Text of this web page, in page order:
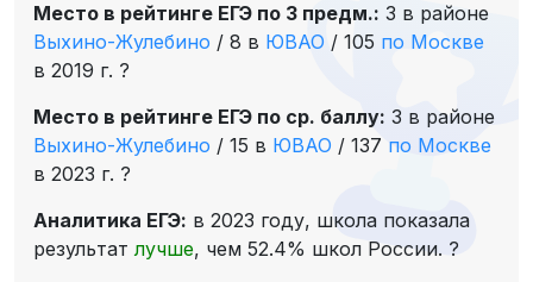
Место в рейтинге ЕГЭ по 3 предм.: 3 в районе
Выхино-Жулебино / 8 в ЮВАО / 105 по Москве
в 2019 г. ?
Место в рейтинге ЕГЭ по ср. баллу: 3 в районе
Выхино-Жулебино / 15 в ЮВАО / 137 по Москве
в 2023 г. ?
Аналитика ЕГЭ: в 2023 году, школа показала
результатлучше, чем 52.4% школ России. ?